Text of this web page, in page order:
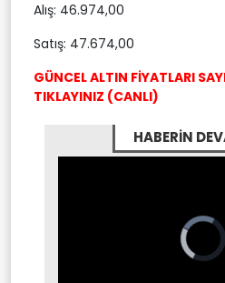
Alış: 46.974,00
Satış: 47.674,00
GÜNCEL ALTIN FİYATLARI
TIKLAYINIZ (CANLI)
HABERİN